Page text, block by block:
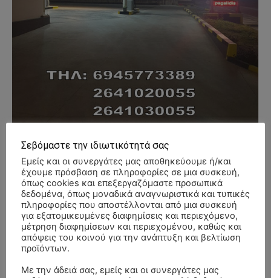
- Advertisment -
Σεβόμαστε την ιδιωτικότητά σας
Εμείς και οι συνεργάτες μας αποθηκεύουμε ή/και
έχουμε πρόσβαση σε πληροφορίες σε μια συσκευή,
όπως cookies και επεξεργαζόμαστε προσωπικά
δεδομένα, όπως μοναδικά αναγνωριστικά και τυπικές
πληροφορίες που αποστέλλονται από μια συσκευή
για εξατομικευμένες διαφημίσεις και περιεχόμενο,
μέτρηση διαφημίσεων και περιεχομένου, καθώς και
απόψεις του κοινού για την ανάπτυξη και βελτίωση
προϊόντων.
Με την άδειά σας, εμείς και οι συνεργάτες μας